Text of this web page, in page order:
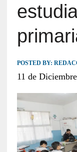
POSTED BY:
11 de